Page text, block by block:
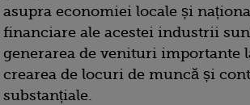
asupra economiei locale și
financiare ale acestei industrii
generarea de venituri importante
crearea de locuri de muncă și
substanțiale.